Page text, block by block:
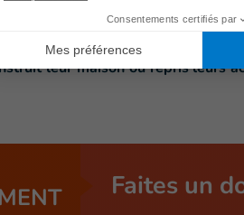
ont pu récupérer leur
leur maison ou repris leurs
Faites un